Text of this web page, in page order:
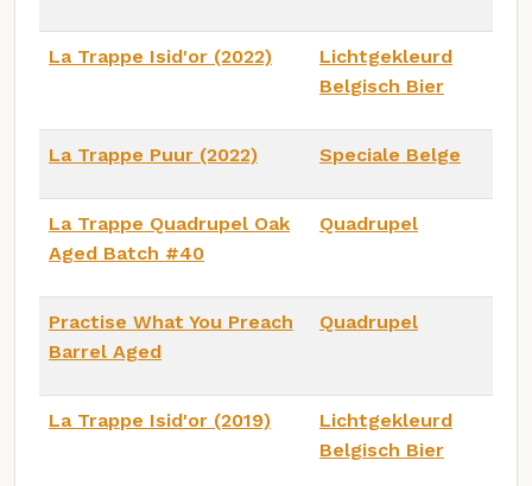
La Trappe Isid'or (2022)
Lichtgekleurd
Belgisch Bier
La Trappe Puur (2022) Speciale Belge
La Trappe Quadrupel Oak
Aged Batch #40
Quadrupel
Practise What You Preach
Barrel Aged
Quadrupel
La Trappe Isid'or (2019)
Lichtgekleurd
Belgisch Bier